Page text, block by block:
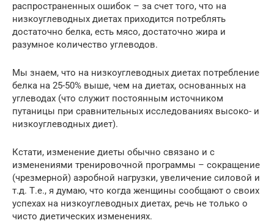
распространенных ошибок – за счет того, что на
низкоуглеводных диетах приходится потреблять
достаточно белка, есть мясо, достаточно жира и
разумное количество углеводов.
Мы знаем, что на низкоуглеводных диетах потребление
белка на 25-50% выше, чем на диетах, основанных на
углеводах (что служит постоянным источником
путаницы при сравнительных исследованиях высоко- и
низкоуглеводных диет).
Кстати, изменение диеты обычно связано и с
изменениями тренировочной программы – сокращение
(чрезмерной) аэробной нагрузки, увеличение силовой и
т.д. Т.е., я думаю, что когда женщины сообщают о своих
успехах на низкоуглеводных диетах, речь не только о
чисто диетических изменениях.